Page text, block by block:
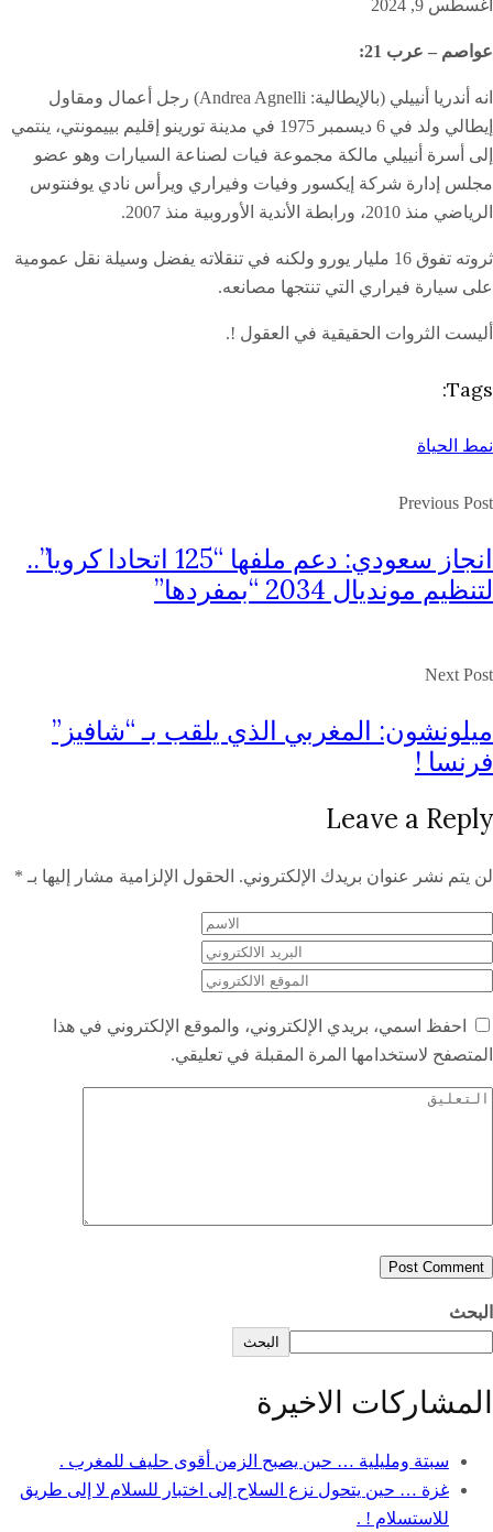
أغسطس 9, 2024
عواصم – عرب 21:
انه أندريا أنييلي (بالإيطالية: Andrea Agnelli)‏ رجل أعمال ومقاول
إيطالي ولد في 6 ديسمبر 1975 في مدينة تورينو إقليم بييمونتي، ينتمي
إلى أسرة أنييلي مالكة مجموعة فيات لصناعة السيارات وهو عضو
مجلس إدارة شركة إيكسور وفيات وفيراري ويرأس نادي يوفنتوس
الرياضي منذ 2010، ورابطة الأندية الأوروبية منذ 2007.
ثروته تفوق 16 مليار يورو ولكنه في تنقلاته يفضل وسيلة نقل عمومية
على سيارة فيراري التي تنتجها مصانعه.
أليست الثروات الحقيقية في العقول !.
Tags:
نمط الحياة
Previous Post
انجاز سعودي: دعم ملفها “125 اتحادا كرويا”..
لتنظيم مونديال 2034 “بمفردها”
Next Post
ميلونشون: المغربي الذي يلقب بـ “شافيز”
فرنسا !
Leave a Reply
لن يتم نشر عنوان بريدك الإلكتروني. الحقول الإلزامية مشار إليها بـ *
احفظ اسمي، بريدي الإلكتروني، والموقع الإلكتروني في هذا
المتصفح لاستخدامها المرة المقبلة في تعليقي.
البحث
البحث
المشاركات الاخيرة
سبتة ومليلية … حين يصبح الزمن أقوى حليف للمغرب .
غزة … حين يتحول نزع السلاح إلى اختبار للسلام لا إلى طريق
للاستسلام ! .